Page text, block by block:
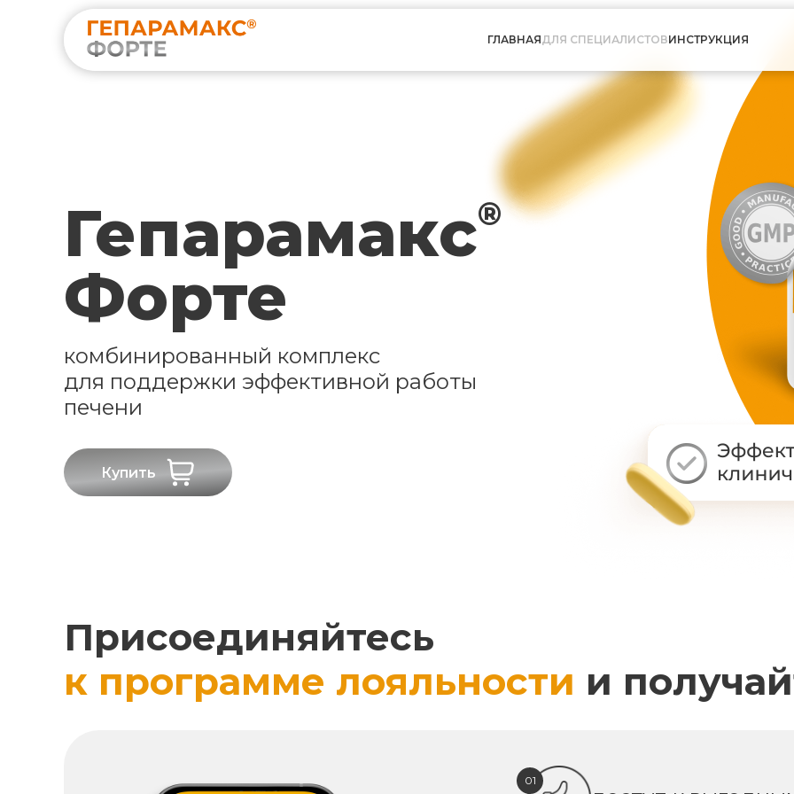
ГЛАВНАЯДЛЯ СПЕЦИАЛИСТОВИНСТРУКЦИЯ
Гепарамакс®
Форте
комбинированный комплекс
для поддержки эффективной работы
печени
Купить
Присоединяйтесь
к программе лояльности и
01